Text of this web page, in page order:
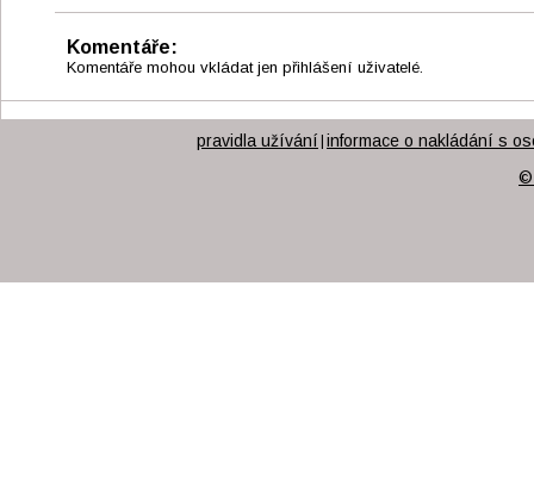
Komentáře:
Komentáře mohou vkládat jen přihlášení uživatelé.
pravidla užívání | informace o nakládání s
©